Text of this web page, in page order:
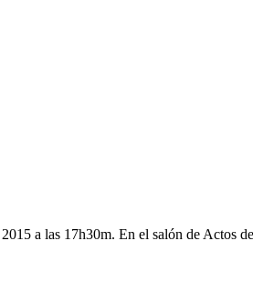
a las 17h30m. En el salón de Actos